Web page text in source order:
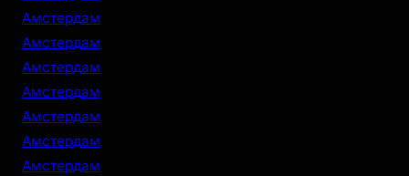
Амстердам
Амстердам
Амстердам
Амстердам
Амстердам
Амстердам
Амстердам